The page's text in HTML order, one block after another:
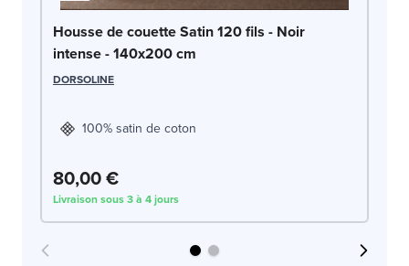
Housse de couette Satin 120 fils - Noir
intense - 140x200 cm
DORSOLINE
100% satin de coton
80,00 €
Livraison sous 3 à 4 jours